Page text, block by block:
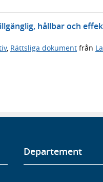
hållbar och
, Rättsliga dokument från
Departement